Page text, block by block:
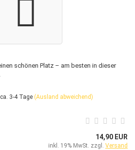
schönen Platz – am besten in dieser
ca. 3-4 Tage (Ausland abweichend)
14,90 EUR
inkl. 19% MwSt. zzgl. Versand